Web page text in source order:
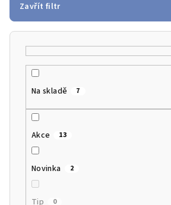
r
o
Zavřít filtr
Na skladě 7
Akce 13
Novinka 2
Tip 0